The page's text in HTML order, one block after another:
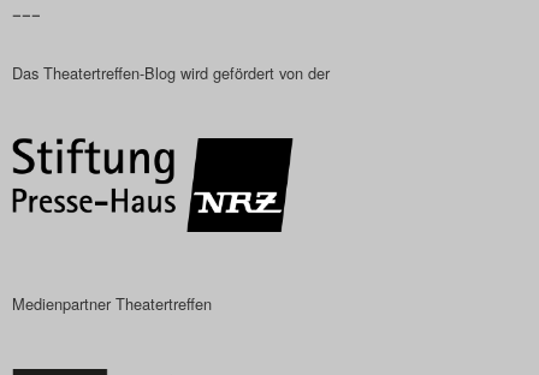
Search
–––
Das Theatertreffen-Blog wird gefördert von der
Medienpartner Theatertreffen